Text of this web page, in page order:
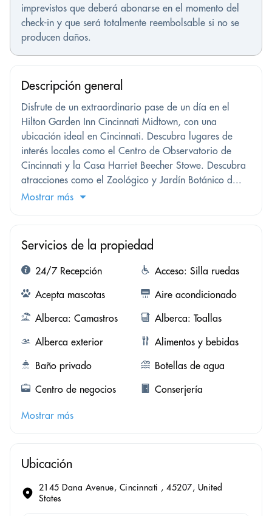
imprevistos que deberá abonarse en el momento del
check-in y que será totalmente reembolsable si no se
producen daños.
Descripción general
Disfrute de un extraordinario pase de un día en el
Hilton Garden Inn Cincinnati Midtown, con una
ubicación ideal en Cincinnati. Descubra lugares de
interés locales como el Centro de Observatorio de
Cincinnati y la Casa Harriet Beecher Stowe. Descubra
atracciones como el Zoológico y Jardín Botánico d...
Mostrar más
Servicios de la propiedad
24/7 Recepción
Acceso: Silla ruedas
Acepta mascotas
Aire acondicionado
Alberca: Camastros
Alberca: Toallas
Alberca exterior
Alimentos y bebidas
Baño privado
Botellas de agua
Centro de negocios
Conserjería
Mostrar más
Ubicación
2145 Dana Avenue, Cincinnati , 45207, United
States